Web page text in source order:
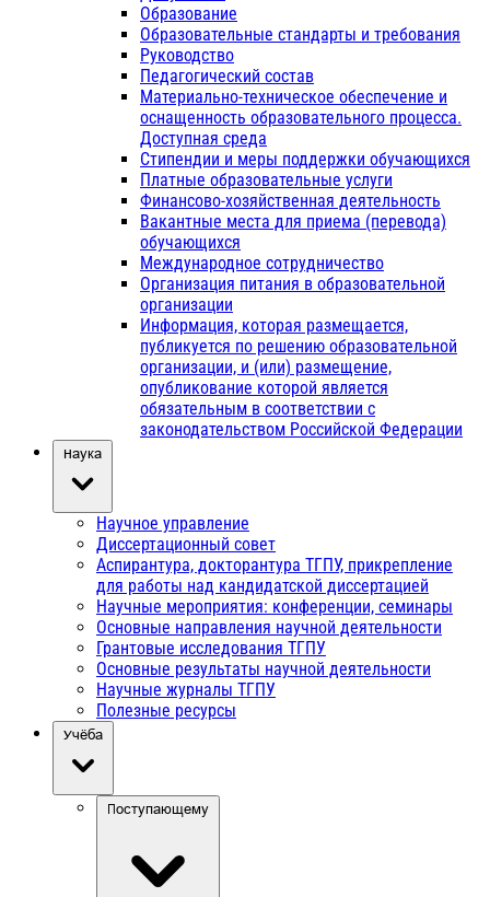
Образование
Образовательные стандарты и требования
Руководство
Педагогический состав
Материально-техническое обеспечение и
оснащенность образовательного процесса.
Доступная среда
Стипендии и меры поддержки обучающихся
Платные образовательные услуги
Финансово-хозяйственная деятельность
Вакантные места для приема (перевода)
обучающихся
Международное сотрудничество
Организация питания в образовательной
организации
Информация, которая размещается,
публикуется по решению образовательной
организации, и (или) размещение,
опубликование которой является
обязательным в соответствии с
законодательством Российской Федерации
Наука
Научное управление
Диссертационный совет
Аспирантура, докторантура ТГПУ, прикрепление
для работы над кандидатской диссертацией
Научные мероприятия: конференции, семинары
Основные направления научной деятельности
Грантовые исследования ТГПУ
Основные результаты научной деятельности
Научные журналы ТГПУ
Полезные ресурсы
Учёба
Поступающему